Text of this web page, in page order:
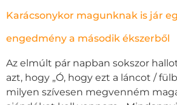
Karácsonykor magunknak is jár
engedmény a második ékszerből
Az elmúlt pár napban sokszor
azt, hogy „Ó, hogy ezt a láncot /
milyen szívesen megvenném